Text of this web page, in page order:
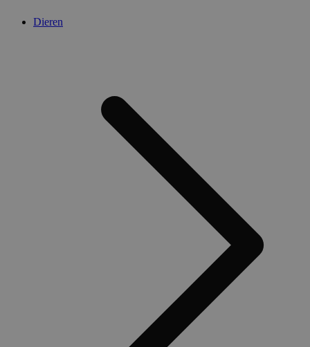
Dieren